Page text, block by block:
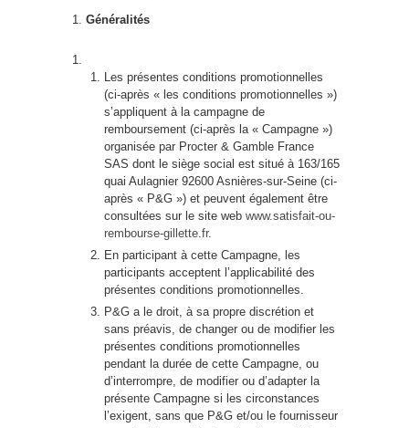
Généralités
Les présentes conditions promotionnelles
(ci-après « les conditions promotionnelles »)
s’appliquent à la campagne de
remboursement (ci-après la « Campagne »)
organisée par Procter & Gamble France
SAS dont le siège social est situé à 163/165
quai Aulagnier 92600 Asnières-sur-Seine (ci-
après « P&G ») et peuvent également être
consultées sur le site web www.satisfait-ou-
rembourse-gillette.fr.
En participant à cette Campagne, les
participants acceptent l’applicabilité des
présentes conditions promotionnelles.
P&G a le droit, à sa propre discrétion et
sans préavis, de changer ou de modifier les
présentes conditions promotionnelles
pendant la durée de cette Campagne, ou
d’interrompre, de modifier ou d’adapter la
présente Campagne si les circonstances
l’exigent, sans que P&G et/ou le fournisseur